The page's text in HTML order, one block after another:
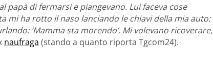
papà di fermarsi e piangevano. Lui faceva cose
mi ha rotto il naso lanciando le chiavi della mia auto:
‘Mamma sta morendo’. Mi volevano ricoverare,
naufraga (stando a quanto riporta Tgcom24).